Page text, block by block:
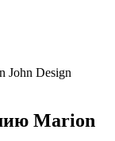
John Design
Marion